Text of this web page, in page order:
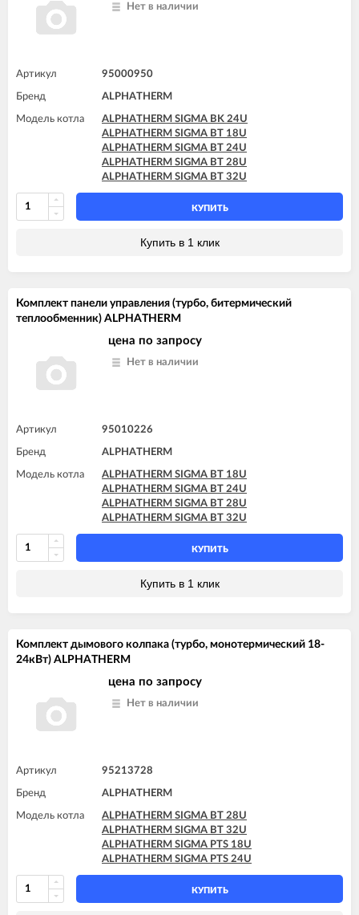
Нет в наличии
Артикул 95000950
Бренд ALPHATHERM
Модель котла
ALPHATHERM SIGMA BK 24U
ALPHATHERM SIGMA BT 18U
ALPHATHERM SIGMA BT 24U
ALPHATHERM SIGMA BT 28U
ALPHATHERM SIGMA BT 32U
КУПИТЬ
Купить в 1 клик
Комплект панели управления (турбо, битермический
теплообменник) ALPHATHERM
цена по запросу
Нет в наличии
Артикул 95010226
Бренд ALPHATHERM
Модель котла
ALPHATHERM SIGMA BT 18U
ALPHATHERM SIGMA BT 24U
ALPHATHERM SIGMA BT 28U
ALPHATHERM SIGMA BT 32U
КУПИТЬ
Купить в 1 клик
Комплект дымового колпака (турбо, монотермический 18-
24кВт) ALPHATHERM
цена по запросу
Нет в наличии
Артикул 95213728
Бренд ALPHATHERM
Модель котла
ALPHATHERM SIGMA BT 28U
ALPHATHERM SIGMA BT 32U
ALPHATHERM SIGMA PTS 18U
ALPHATHERM SIGMA PTS 24U
КУПИТЬ